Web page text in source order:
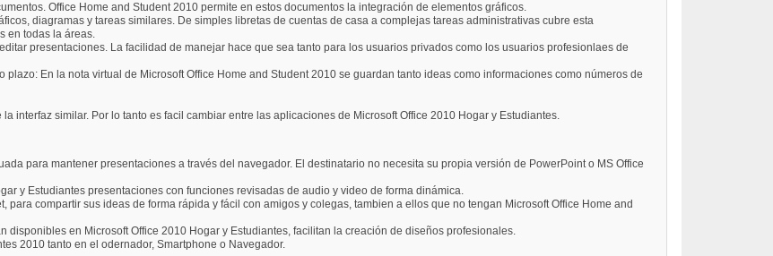
Office Home and Student 2010 permite en estos documentos la integración de elementos gráficos.
diagramas y tareas similares. De simples libretas de cuentas de casa a complejas tareas administrativas cubre esta
en todas la áreas.
presentaciones. La facilidad de manejar hace que sea tanto para los usuarios privados como los usuarios profesionlaes de
En la nota virtual de Microsoft Office Home and Student 2010 se guardan tanto ideas como informaciones como números de
interfaz similar. Por lo tanto es facil cambiar entre las aplicaciones de Microsoft Office 2010 Hogar y Estudiantes.
para mantener presentaciones a través del navegador. El destinatario no necesita su propia versión de PowerPoint o MS Office
y Estudiantes presentaciones con funciones revisadas de audio y video de forma dinámica.
para compartir sus ideas de forma rápida y fácil con amigos y colegas, tambien a ellos que no tengan Microsoft Office Home and
disponibles en Microsoft Office 2010 Hogar y Estudiantes, facilitan la creación de diseños profesionales.
2010 tanto en el odernador, Smartphone o Navegador.